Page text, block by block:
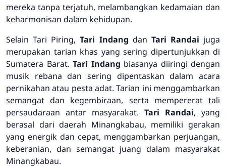
mereka tanpa terjatuh, melambangkan kedamaian dan
keharmonisan dalam kehidupan.
Selain Tari Piring,Tari Indang dan Tari Randai juga
merupakan tarian khas yang sering dipertunjukkan di
Sumatera Barat. Tari Indang biasanya diiringi dengan
musik rebana dan sering dipentaskan dalam acara
pernikahan atau pesta adat. Tarian ini menggambarkan
semangat dan kegembiraan, serta mempererat tali
persaudaraan antar masyarakat. Tari Randai, yang
berasal dari daerah Minangkabau, memiliki gerakan
yang energik dan cepat, menggambarkan perjuangan,
keberanian, dan semangat juang dalam masyarakat
Minangkabau.